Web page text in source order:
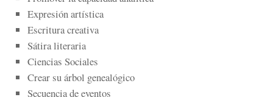
Expresión artística
Escritura creativa
Sátira literaria
Ciencias Sociales
Crear su árbol genealógico
Secuencia de eventos